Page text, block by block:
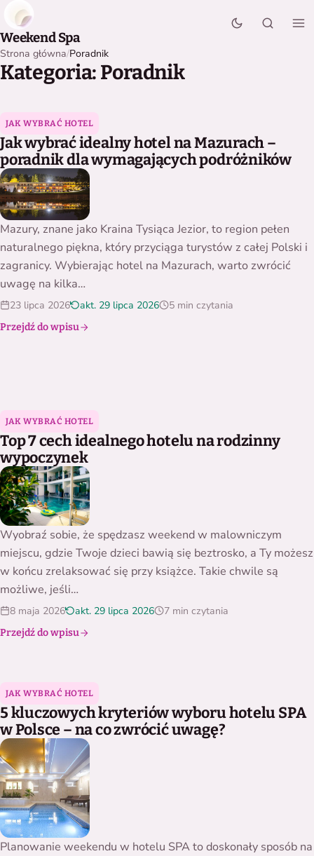
Weekend Spa
Strona główna Poradnik
Kategoria: Poradnik
JAK WYBRAĆ HOTEL
Jak wybrać idealny hotel na Mazurach –
poradnik dla wymagających podróżników
Mazury, znane jako Kraina Tysiąca Jezior, to region pełen
naturalnego piękna, który przyciąga turystów z całej Polski i
zagranicy. Wybierając hotel na Mazurach, warto zwrócić
uwagę na kilka…
23 lipca 2026 akt. 29 lipca 2026 5 min czytania
Przejdź do wpisu
Jak wybrać idealny hotel na Mazurach – poradnik dla
JAK WYBRAĆ HOTEL
Top 7 cech idealnego hotelu na rodzinny
wypoczynek
Wyobraź sobie, że spędzasz weekend w malowniczym
miejscu, gdzie Twoje dzieci bawią się beztrosko, a Ty możesz
w końcu zrelaksować się przy książce. Takie chwile są
możliwe, jeśli…
8 maja 2026 akt. 29 lipca 2026 7 min czytania
Przejdź do wpisu
Top 7 cech idealnego hotelu na rodzinny wypoczynek
JAK WYBRAĆ HOTEL
5 kluczowych kryteriów wyboru hotelu SPA
w Polsce – na co zwrócić uwagę?
Planowanie weekendu w hotelu SPA to doskonały sposób na
5 kluczowych kryteriów wyboru hotelu SPA w Polsce – na